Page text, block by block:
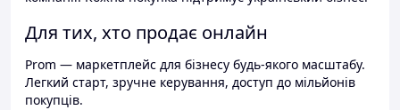
Для тих, хто продає онлайн
Prom — маркетплейс для бізнесу будь-якого масштабу.
Легкий старт, зручне керування, доступ до мільйонів
покупців.